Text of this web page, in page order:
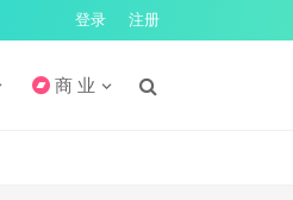
登录 注册
商 业